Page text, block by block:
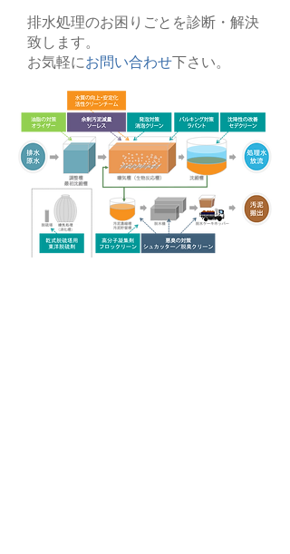
排水処理のお困りごとを診断・解決
致します。
お気軽にお問い合わせ下さい。